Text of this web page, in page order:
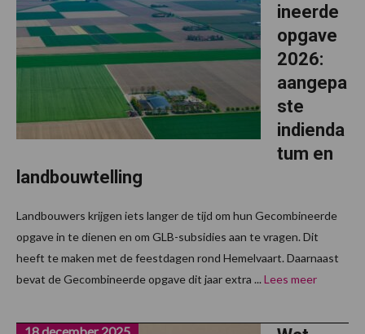
ineerde
opgave
2026:
aangepa
ste
indienda
tum en
landbouwtelling
Landbouwers krijgen iets langer de tijd om hun Gecombineerde
opgave in te dienen en om GLB-subsidies aan te vragen. Dit
heeft te maken met de feestdagen rond Hemelvaart. Daarnaast
bevat de Gecombineerde opgave dit jaar extra ... Lees meer